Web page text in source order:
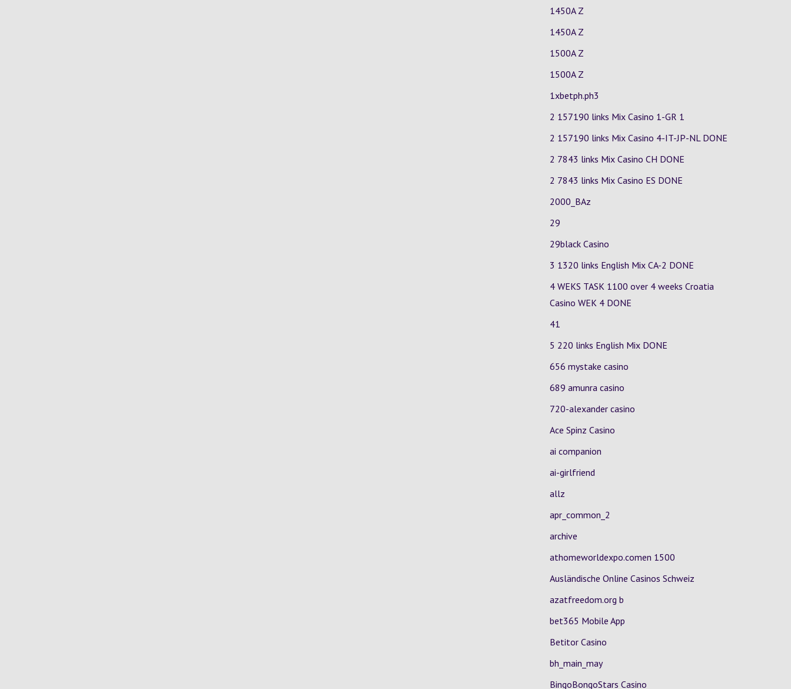
1450A Z
1450A Z
1500A Z
1500A Z
1xbetph.ph3
2 157190 links Mix Casino 1-GR 1
2 157190 links Mix Casino 4-IT-JP-NL DONE
2 7843 links Mix Casino CH DONE
2 7843 links Mix Casino ES DONE
2000_BAz
29
29black Casino
3 1320 links English Mix CA-2 DONE
4 WEKS TASK 1100 over 4 weeks Croatia
Casino WEK 4 DONE
41
5 220 links English Mix DONE
656 mystake casino
689 amunra casino
720-alexander casino
Ace Spinz Casino
ai companion
ai-girlfriend
allz
apr_common_2
archive
athomeworldexpo.comen 1500
Ausländische Online Casinos Schweiz
azatfreedom.org b
bet365 Mobile App
Betitor Casino
bh_main_may
BingoBongoStars Casino